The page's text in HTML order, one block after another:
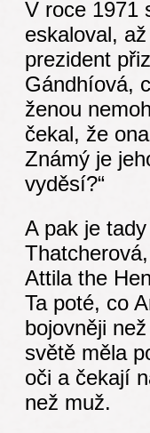
V roce 1971
eskaloval,
prezident
Gándhíová,
ženou
čekal, že
Známý je
vyděsí?“
A pak je
Attila the
Ta poté, co
bojovněji
světě měla
oči a čekají
než muž.